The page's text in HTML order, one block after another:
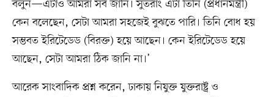
বলুন—এটাও আমরা সব জানি। সুতরাং এটা তিনি (প্রধানমন্ত্রী)
কেন বলেছেন, সেটা আমরা সহজেই বুঝতে পারি। তিনি বোধ হয়
সম্ভবত ইরিটেডেড (বিরক্ত) হয়ে আছেন। কেন ইরিটেডেড হয়ে
আছেন, সেটা আমরা ঠিক জানি না।’
আরেক সাংবাদিক প্রশ্ন করেন, ঢাকায় নিযুক্ত যুক্তরাষ্ট্র ও